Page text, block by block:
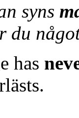
syns
du
has